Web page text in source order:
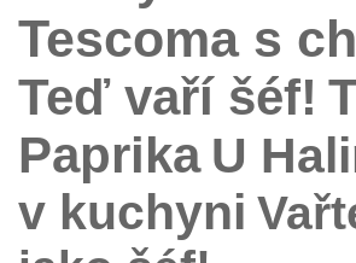
Tescoma s
Teď vaří šéf!
Paprika U
v kuchyni